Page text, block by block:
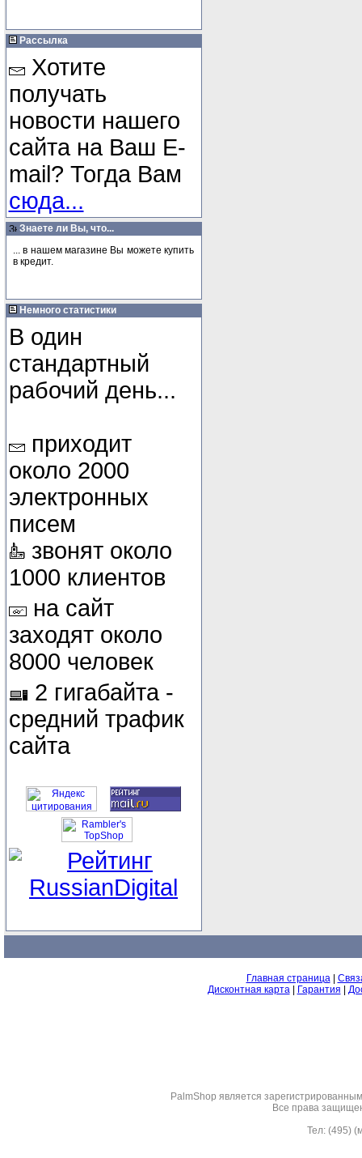
Рассылка
Хотите
получать
новости нашего
сайта на Ваш E-
mail? Тогда Вам
сюда...
Знаете ли Вы, что...
... в нашем магазине Вы можете купить
в кредит.
Немного статистики
В один
стандартный
рабочий день...
приходит
около 2000
электронных
писем
звонят около
1000 клиентов
на сайт
заходят около
8000 человек
2 гигабайта -
средний трафик
сайта
Главная страница|
Дисконтная карта| Гарантия
PalmShop являeтся
Все права
Тел: (495)